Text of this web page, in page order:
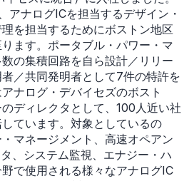
アナログICを担当するデザイン・
を担当するためにボストン地区
ます。ポータブル・パワー・マ
の集積回路を自ら設計／リリー
／共同発明者として7件の特許を
ナログ・デバイセズのボスト
ディレクタとして、100人近い社
ています。対象としているの
マネージメント、高速オペアン
、システム監視、エナジー・ハ
で使用される様々なアナログIC